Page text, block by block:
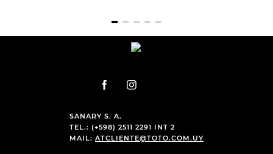
SANARY S. A.
TEL.: (+598) 2511 2291 INT 2
MAIL: ATCLIENTE@TOTO.COM.UY